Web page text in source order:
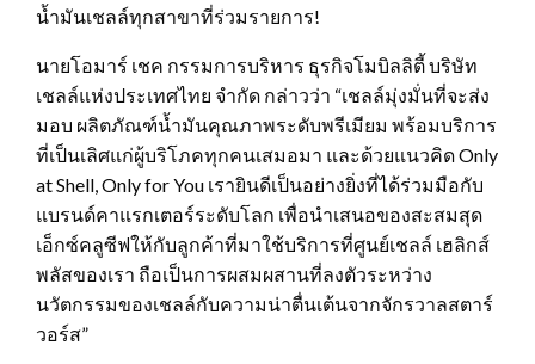
น้ำมันเชลล์ทุกสาขาที่ร่วมรายการ!
นายโอมาร์ เชค กรรมการบริหาร ธุรกิจโมบิลลิตี้ บริษัท
เชลล์แห่งประเทศไทย จำกัด กล่าวว่า “เชลล์มุ่งมั่นที่จะส่ง
มอบ ผลิตภัณฑ์น้ำมันคุณภาพระดับพรีเมียม พร้อมบริการ
ที่เป็นเลิศแก่ผู้บริโภคทุกคนเสมอมา และด้วยแนวคิด Only
at Shell, Only for You เรายินดีเป็นอย่างยิ่งที่ได้ร่วมมือกับ
แบรนด์คาแรกเตอร์ระดับโลก เพื่อนำเสนอของสะสมสุด
เอ็กซ์คลูซีฟให้กับลูกค้าที่มาใช้บริการที่ศูนย์เชลล์ เฮลิกส์
พลัสของเรา ถือเป็นการผสมผสานที่ลงตัวระหว่าง
นวัตกรรมของเชลล์กับความน่าตื่นเต้นจากจักรวาลสตาร์
วอร์ส”